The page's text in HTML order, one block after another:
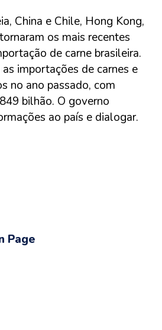
China e Chile, Hong Kong,
os mais recentes
de carne brasileira.
importações de carnes e
no ano passado, com
bilhão. O governo
ao país e dialogar.
Page